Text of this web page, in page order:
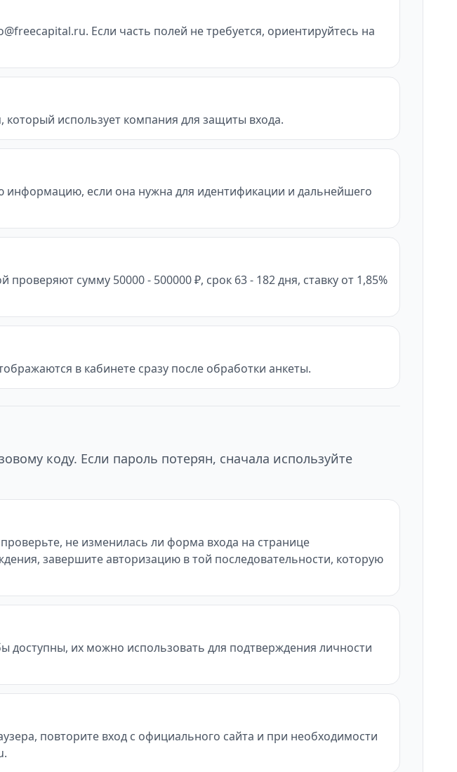
Если часть полей не требуется, ориентируйтесь на
использует компания для защиты входа.
если она нужна для идентификации и дальнейшего
сумму 50000 - 500000 ₽, срок 63 - 182 дня, ставку от 1,85%
в кабинете сразу после обработки анкеты.
коду. Если пароль потерян, сначала используйте
не изменилась ли форма входа на странице
завершите авторизацию в той последовательности, которую
доступны, их можно использовать для подтверждения личности
повторите вход с официального сайта и при необходимости